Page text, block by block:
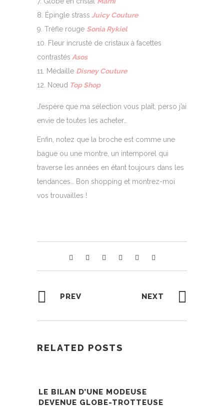
Épingle strass Juicy Couture
Trèfle rouge Sonia Rykiel
Fleur incrusté de cristaux à facettes
contrastés Asos
Médaille Disney Couture
Nœud Top Shop
J’espère que ma sélection vous plaît, perso j’ai
envie de toutes les acheter…
Enfin, notez que la broche est comme une
bague ou une montre, un intemporel qui
traverse les années en étant toujours dans les
tendances… Bon shopping et montrez-moi
vos trouvailles !
PREV NEXT
RELATED POSTS
LE BILAN D’UNE MODEUSE
DEVENUE GLOBE-TROTTEUSE